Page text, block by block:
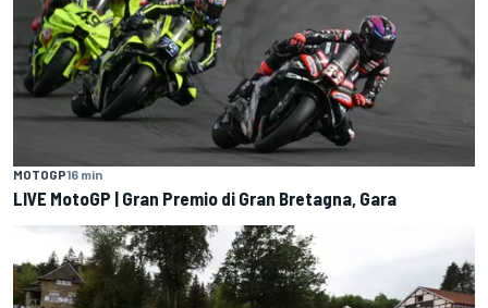
MOTOGP16 min
LIVE MotoGP | Gran Premio di Gran Bretagna, Gara